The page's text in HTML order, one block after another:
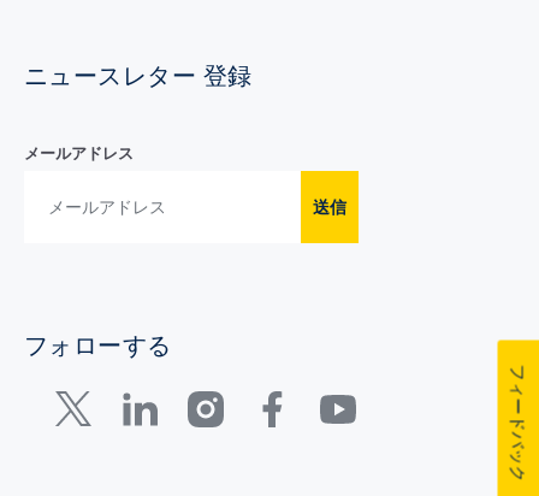
ニュースレター 登録
メールアドレス
送信
フォローする
フィードバック